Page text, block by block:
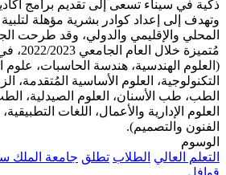
ذكية في سيناء تسعى إلى تقديم برامج
وتهدف إلى إعداد كوادر بشرية مؤهلة
المحلي والإقليمي والدولي، وقد طرحت
مُتميزة
(العلوم الهندسية، هندسة الحاسبات، علوم
التكنولوجية، العلوم الأساسية المُتقدمة،
الطب، طب الأسنان، العلوم الصيدلية،
العلوم الإدارية والأعمال، اللغات
الفنون والتصميم).
الوسوم
التعلم العالي الطلاب تطلق جامعة الملك